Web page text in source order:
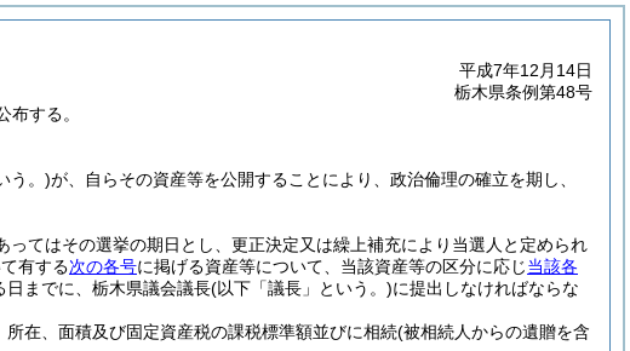
平成7年12月14日
栃木県条例第48号
する。
う。)が、自らその資産等を公開することにより、政治倫理の確立を期し、
てはその選挙の期日とし、更正決定又は繰上補充により当選人と定められ
有する次の各号に掲げる資産等について、当該資産等の区分に応じ当該各
までに、栃木県議会議長(以下「議長」という。)に提出しなければならな
所在、面積及び固定資産税の課税標準額並びに相続(被相続人からの遺贈を含